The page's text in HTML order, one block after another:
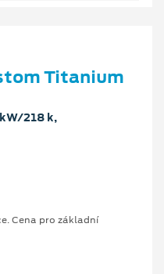
Titanium
218 k,
Cena pro základní